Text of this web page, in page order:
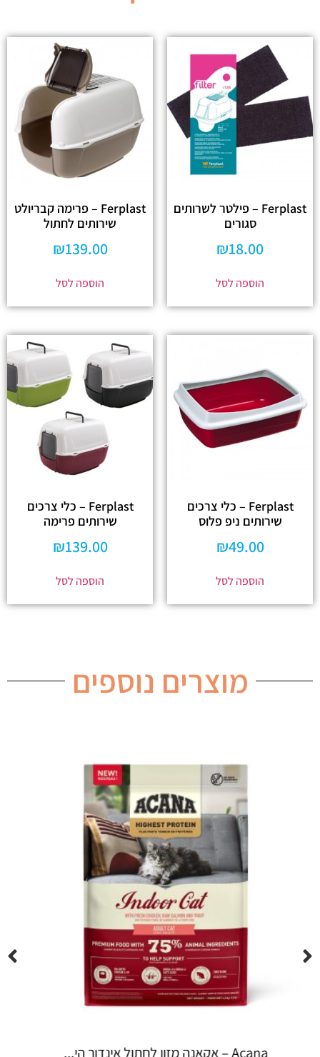
Ferplast – פילטר לשרותים
סגורים
₪18.00
הוספה לסל
Ferplast – פרימה קבריולט
שירותים לחתול
₪139.00
הוספה לסל
Ferplast – כלי צרכים
שירותים ניפ פלוס
₪49.00
הוספה לסל
Ferplast – כלי צרכים
שירותים פרימה
₪139.00
הוספה לסל
מוצרים נוספים
Espree – שמפו 355 מ"ל יערות ה...